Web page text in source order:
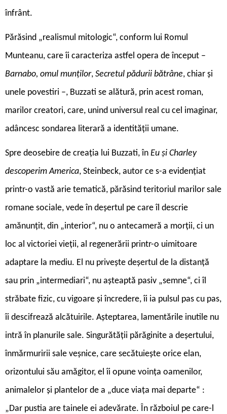
înfrânt.
Părăsind „realismul mitologic“, conform lui Romul
Munteanu, care îi caracteriza astfel opera de început –
Barnabo, omul munților, Secretul pădurii bătrâne, chiar și
unele povestiri –, Buzzati se alătură, prin acest roman,
marilor creatori, care, unind universul real cu cel imaginar,
adâncesc sondarea literară a identității umane.
Spre deosebire de creația lui Buzzati, în Eu și Charley
descoperim America, Steinbeck, autor ce s-a evidențiat
printr-o vastă arie tematică, părăsind teritoriul marilor sale
romane sociale, vede în deșertul pe care îl descrie
amănunțit, din „interior“, nu o antecameră a morții, ci un
loc al victoriei vieții, al regenerării printr-o uimitoare
adaptare la mediu. El nu privește deșertul de la distanță
sau prin „intermediari“, nu așteaptă pasiv „semne“, ci îl
străbate fizic, cu vigoare și încredere, îi ia pulsul pas cu pas,
îi descifrează alcătuirile. Așteptarea, lamentările inutile nu
intră în planurile sale. Singurătății părăginite a deșertului,
înmărmuririi sale veșnice, care secătuiește orice elan,
orizontului său amăgitor, el îi opune voința oamenilor,
animalelor și plantelor de a „duce viața mai departe“ :
„Dar pustia are tainele ei adevărate. În războiul pe care-l